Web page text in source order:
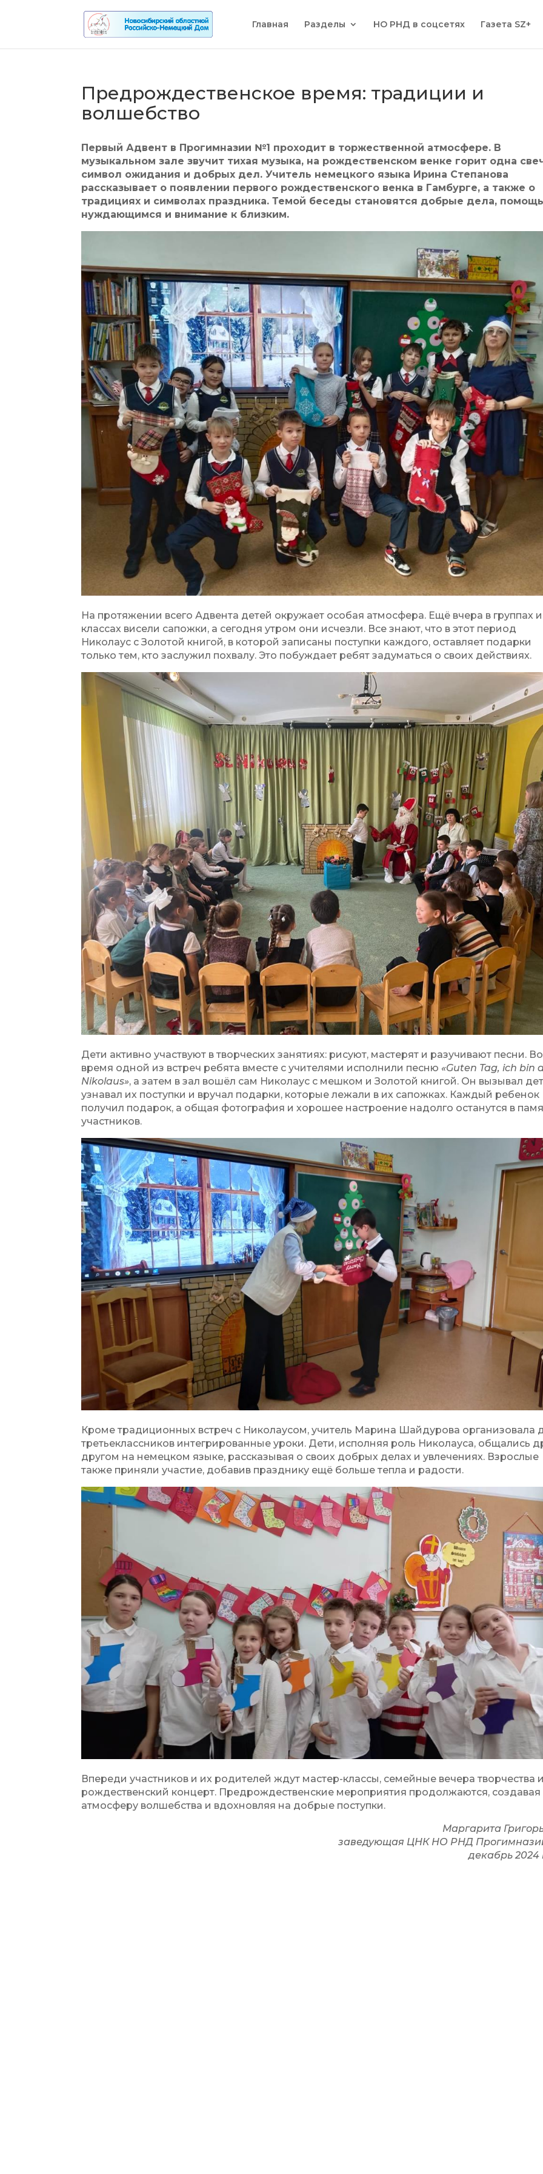
Главная Разделы НО РНД в соцсетях Газета SZ+
Предрождественское время: традиции и
волшебство
Первый Адвент в Прогимназии №1 проходит в торжественной атмосфере. В
музыкальном зале звучит тихая музыка, на рождественском венке горит одна
символ ожидания и добрых дел. Учитель немецкого языка Ирина Степанова
рассказывает о появлении первого рождественского венка в Гамбурге, а также о
традициях и символах праздника. Темой беседы становятся добрые дела,
нуждающимся и внимание к близким.
На протяжении всего Адвента детей окружает особая атмосфера. Ещё вчера в группах и
классах висели сапожки, а сегодня утром они исчезли. Все знают, что в этот период
Николаус с Золотой книгой, в которой записаны поступки каждого, оставляет подарки
только тем, кто заслужил похвалу. Это побуждает ребят задуматься о своих действиях.
Дети активно участвуют в творческих занятиях: рисуют, мастерят и разучивают песни. Во
время одной из встреч ребята вместе с учителями исполнили песню «Guten Tag, ich bin
Nikolaus», а затем в зал вошёл сам Николаус с мешком и Золотой книгой. Он вызывал
узнавал их поступки и вручал подарки, которые лежали в их сапожках. Каждый ребенок
получил подарок, а общая фотография и хорошее настроение надолго останутся в
участников.
Кроме традиционных встреч с Николаусом, учитель Марина Шайдурова организовала
третьеклассников интегрированные уроки. Дети, исполняя роль Николауса, общались
другом на немецком языке, рассказывая о своих добрых делах и увлечениях. Взрослые
также приняли участие, добавив празднику ещё больше тепла и радости.
Впереди участников и их родителей ждут мастер-классы, семейные вечера творчества
рождественский концерт. Предрождественские мероприятия продолжаются, создавая
атмосферу волшебства и вдохновляя на добрые поступки.
Маргарита
заведующая ЦНК НО РНД
декабрь 2024